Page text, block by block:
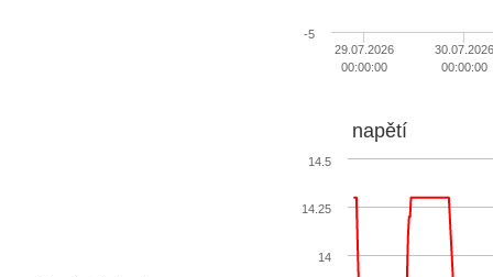
29.07.2026
00:00:00
30.07.2026
00:00:00
-5
napětí
14
14.25
14.5